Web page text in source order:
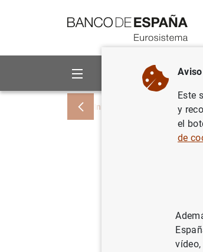
Sobre el Banco
Inicio Publicaciones
19/
Este
y
el
de